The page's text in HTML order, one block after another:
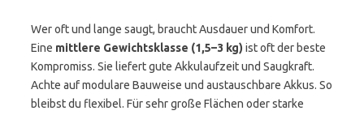
Wer oft und lange saugt, braucht Ausdauer und Komfort.
Eine mittlere Gewichtsklasse (1,5–3 kg) ist oft der beste
Kompromiss. Sie liefert gute Akkulaufzeit und Saugkraft.
Achte auf modulare Bauweise und austauschbare Akkus. So
bleibst du flexibel. Für sehr große Flächen oder starke